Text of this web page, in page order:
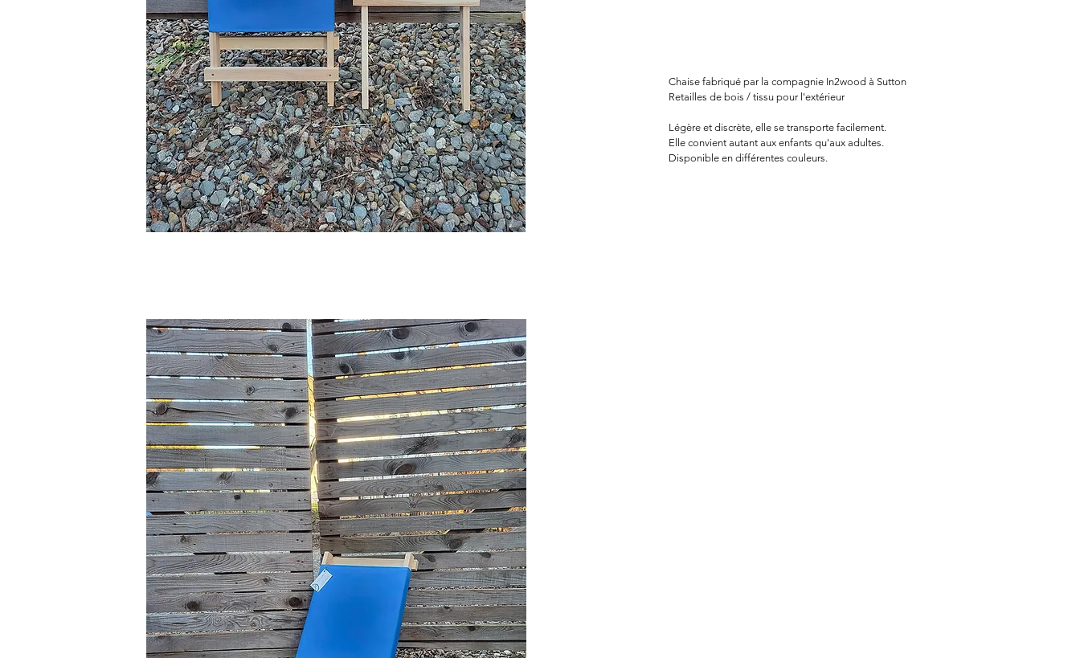
Chaise fabriqué par la compagnie In2wood à Sutton
Retailles de bois / tissu pour l'extérieur
Légère et discrète, elle se transporte facilement.
Elle convient autant aux enfants qu'aux adultes.
Disponible en différentes couleurs.